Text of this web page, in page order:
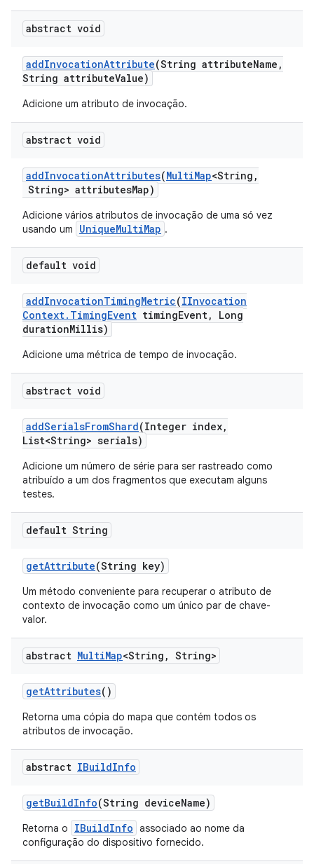
abstract void
addInvocationAttribute(String attributeName ,
String attributeValue)
Adicione um atributo de invocação.
abstract void
addInvocationAttributes(MultiMap<String ,
String> attributesMap)
Adicione vários atributos de invocação de uma só vez
usando um
UniqueMultiMap .
default void
addInvocationTimingMetric(IInvocation
Context. TimingEvent timingEvent,
Long
durationMillis)
Adicione uma métrica de tempo de invocação.
abstract void
addSerialsFromShard(Integer index,
List<String> serials)
Adicione um número de série para ser rastreado como
atribuído a um dos fragmentos que executam alguns
testes.
default String
getAttribute(String key)
Um método conveniente para recuperar o atributo de
contexto de invocação como um único par de chave-
valor.
abstract MultiMap<String , String>
getAttributes()
Retorna uma cópia do mapa que contém todos os
atributos de invocação.
abstract IBuildInfo
getBuildInfo(String deviceName)
Retorna o IBuildInfo associado ao nome da
configuração do dispositivo fornecido.